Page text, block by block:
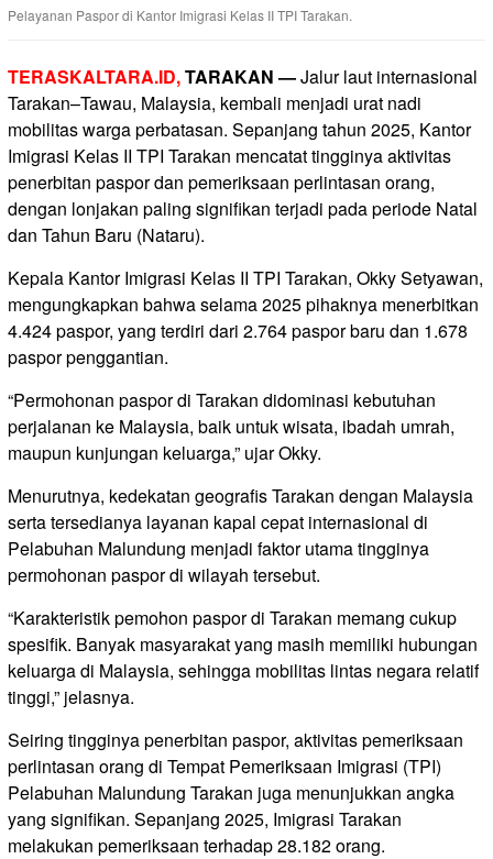
Pelayanan Paspor di Kantor Imigrasi Kelas II TPI Tarakan.
TERASKALTARA.ID,TARAKAN —Jalur laut internasional
Tarakan–Tawau, Malaysia, kembali menjadi urat nadi
mobilitas warga perbatasan. Sepanjang tahun 2025, Kantor
Imigrasi Kelas II TPI Tarakan mencatat tingginya aktivitas
penerbitan paspor dan pemeriksaan perlintasan orang,
dengan lonjakan paling signifikan terjadi pada periode Natal
dan Tahun Baru (Nataru).
Kepala Kantor Imigrasi Kelas II TPI Tarakan, Okky Setyawan,
mengungkapkan bahwa selama 2025 pihaknya menerbitkan
4.424 paspor, yang terdiri dari 2.764 paspor baru dan 1.678
paspor penggantian.
“Permohonan paspor di Tarakan didominasi kebutuhan
perjalanan ke Malaysia, baik untuk wisata, ibadah umrah,
maupun kunjungan keluarga,” ujar Okky.
Menurutnya, kedekatan geografis Tarakan dengan Malaysia
serta tersedianya layanan kapal cepat internasional di
Pelabuhan Malundung menjadi faktor utama tingginya
permohonan paspor di wilayah tersebut.
“Karakteristik pemohon paspor di Tarakan memang cukup
spesifik. Banyak masyarakat yang masih memiliki hubungan
keluarga di Malaysia, sehingga mobilitas lintas negara relatif
tinggi,” jelasnya.
Seiring tingginya penerbitan paspor, aktivitas pemeriksaan
perlintasan orang di Tempat Pemeriksaan Imigrasi (TPI)
Pelabuhan Malundung Tarakan juga menunjukkan angka
yang signifikan. Sepanjang 2025, Imigrasi Tarakan
melakukan pemeriksaan terhadap 28.182 orang.